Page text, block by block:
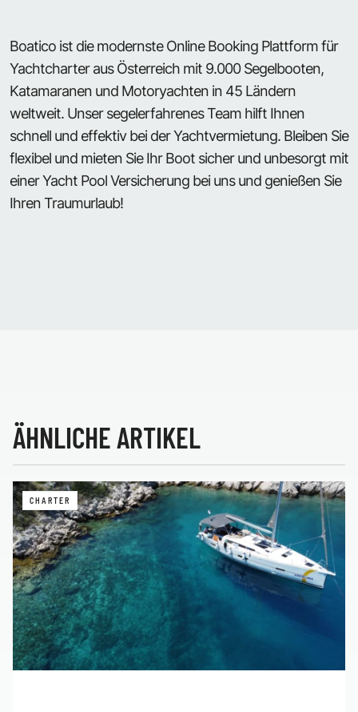
Boatico ist die modernste Online Booking Plattform für
Yachtcharter aus Österreich mit 9.000 Segelbooten,
Katamaranen und Motoryachten in 45 Ländern
weltweit. Unser segelerfahrenes Team hilft Ihnen
schnell und effektiv bei der Yachtvermietung. Bleiben Sie
flexibel und mieten Sie Ihr Boot sicher und unbesorgt mit
einer Yacht Pool Versicherung bei uns und genießen Sie
Ihren Traumurlaub!
ÄHNLICHE ARTIKEL
CHARTER